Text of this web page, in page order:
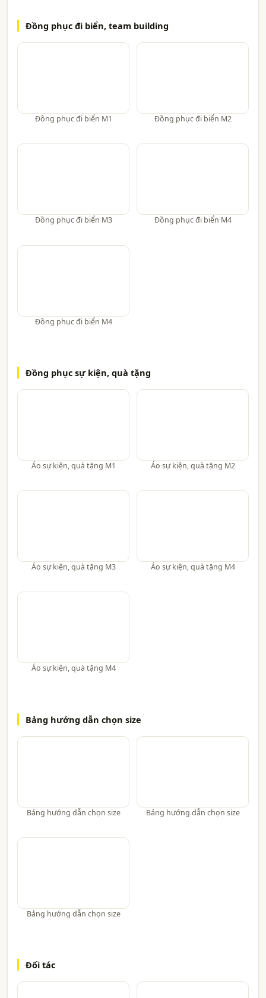
Đồng phục đi biển, team building
Đồng phục đi biển M1 Đồng phục đi biển M2
Đồng phục đi biển M3 Đồng phục đi biển M4
Đồng phục đi biển M4
Đồng phục sự kiện, quà tặng
Áo sự kiện, quà tặng M1 Áo sự kiện, quà tặng M2
Áo sự kiện, quà tặng M3 Áo sự kiện, quà tặng M4
Áo sự kiện, quà tặng M4
Bảng hướng dẫn chọn size
Bảng hướng dẫn chọn size Bảng hướng dẫn chọn size
Bảng hướng dẫn chọn size
Đối tác